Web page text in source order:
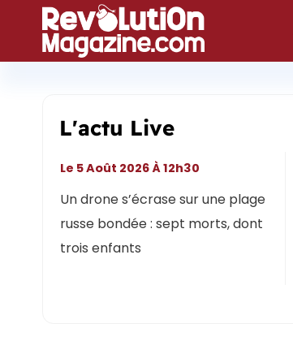
contenu
L'actu Live
Un drone s’écrase sur une plage
russe bondée : sept morts, dont
trois enfants
Le 5 Août 2026 À 12h30